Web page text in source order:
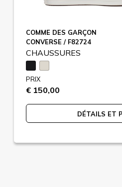
COMME DES GARÇON
CONVERSE / F82724
CHAUSSURES
PRIX
€ 150,00
DÉTAILS ET